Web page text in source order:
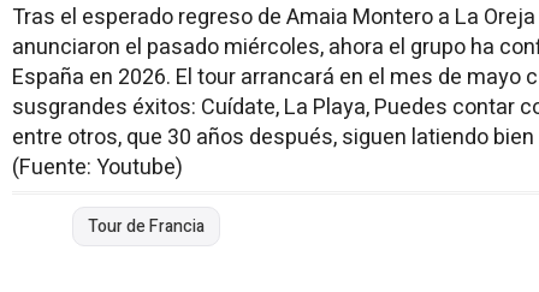
Tras el esperado regreso de Amaia Montero a La
anunciaron el pasado miércoles, ahora el grupo ha
España en 2026. El tour arrancará en el mes de
susgrandes éxitos: Cuídate, La Playa, Puedes contar
entre otros, que 30 años después, siguen latiendo
(Fuente: Youtube)
Tour de Francia